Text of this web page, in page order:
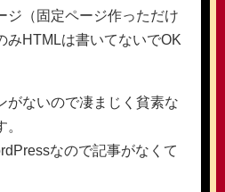
ジ（固定ページ作っただけ
みHTMLは書いてないでOK
がないので凄まじく貧素な
なので記事がなくて